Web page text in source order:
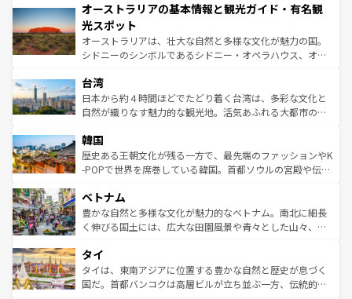
部のニューオーリンズでは、音楽と美食が融合した独特の
文化が魅力。旅行者はアメリカの各地域で異なる魅力を楽
しみながら、その多様性と豊かな歴史を感じることができ
るだろう。車でのロードトリップや列車の旅も、アメリカ
情報は
ワイ島は見逃せない。また、定番の観光地といえばオアフ
島だが、静かな自然を求めるならマウイ島やカウアイ島が
おすすめ。エメラルドグリーンに輝く海をはじめ、豊かな
文化や歴史が息づいている。「アロハスピリット」と呼ば
人々、おいしいローカルフードやハワイアンミュージッ
ク、伝統的なフラダンスなど、すべてがハワイの魅力を彩
っている。訪れるたびに新しい発見と感動が待っているハ
はコンテンツ一覧
オーストラリアの基本情報と観光ガイド・有名観
光スポット
オーストラリアは、壮大な自然と多様な文化が魅力の国。
シドニーのシンボルであるシドニー・オペラハウス、オー
リアリーフや大陸中央部にそびえるウルル（エアーズロッ
ク）、タスマニアの美しい原生林やケアンズの熱帯雨林な
ど、見どころがたくさん。また、カフェやワイン、オージ
いる。アクティビティも充実しており、サーフィンやダイ
ビング、ハイキングなど、アウトドア好きにはたまらな
い。オーストラリアの多彩な魅力を存分に味わいつくそ
参照してほしい。
台湾
日本から約４時間ほどでたどり着く台湾は、多彩な文化と
自然が織りなす魅力的な観光地。活気あふれる大都市の台
ン）、静ひつな山岳地帯である台湾東部など、都市の喧騒
と山間の静けさが共存しており、訪れる人に新しい発見と
驚きをもたらしてくれる。また、奥深い台湾の食文化も魅
容にもいいと評判のスイーツなど、バラエティ豊かな料理
が味わえる。 なお、新着の台湾情報は コンテンツ一覧を参
照してほしい。
韓国
歴史ある王朝文化が残る一方で、最先端のファッションやK
-POPで世界を席巻している韓国。首都ソウルの宮殿や伝統
き、地方に足を延ばせば四季折々の自然美を楽しむことが
できる。そして、キムチや焼肉、絶品のストリートフード
まで、さまざまな韓国料理が待っている。夜には、韓国な
リティに包まれながら、韓国の多彩な魅力を心ゆくまで味
わってみてほしい。 なお、新着の韓国情報はコンテンツ一
覧を参照してほしい。
ベトナム
豊かな自然と多様な文化が魅力的なベトナム。南北に細長
く伸びる国土には、広大な田園風景や青々とした山々、世
急速な発展と共に伝統が息づく。ハノイの古い町並みやホ
ーチミン市のフランス統治時代の建物も、独特の雰囲気を
醸し出している。また、バラエティの豊かさとおいしさで
タイ
タイは、東南アジアに位置する豊かな自然と歴史が息づく
国だ。首都バンコクは高層ビルが立ち並ぶ一方、伝統的な